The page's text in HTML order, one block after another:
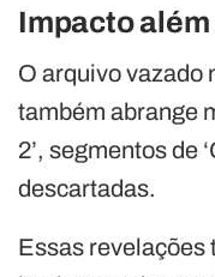
Impacto além
O arquivo vazado
também abrange
2’, segmentos de
descartadas.
Essas revelações